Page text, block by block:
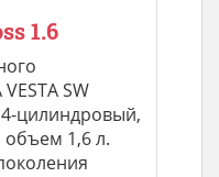
1.6
SW
4-цилиндровый,
1,6 л.